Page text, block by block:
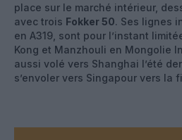
place sur le marché intérieur,
avec trois Fokker 50. Ses lignes
en A319, sont pour l’instant
Kong et Manzhouli en Mongolie
aussi volé vers Shanghai l’été
s’envoler vers Singapour vers la